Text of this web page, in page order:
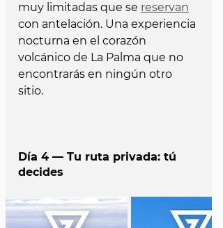
muy limitadas que se reservan
con antelación. Una experiencia
nocturna en el corazón
volcánico de La Palma que no
encontrarás en ningún otro
sitio.
Día 4 — Tu ruta privada: tú
decides